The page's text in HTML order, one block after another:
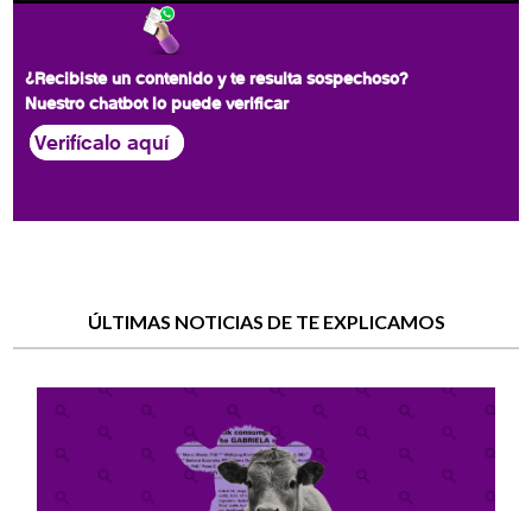
¿Recibiste un contenido y te resulta sospechoso?
Nuestro chatbot lo puede verificar
Verifícalo aquí
ÚLTIMAS NOTICIAS DE TE EXPLICAMOS